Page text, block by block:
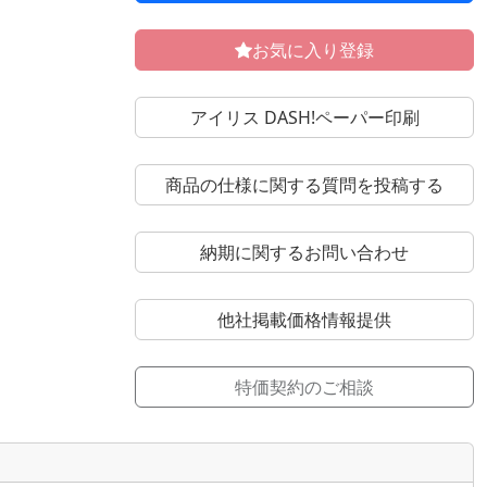
お気に入り登録
アイリス DASH!ペーパー印刷
商品の仕様に関する質問を投稿する
納期に関するお問い合わせ
他社掲載価格情報提供
特価契約のご相談